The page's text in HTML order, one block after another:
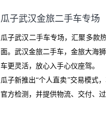
我协商，主动权在平台手里。”
瓜子武汉金旅二手车专场
瓜子武汉二手车专场，汇聚多款
面。武汉金旅二手车，金旅大海
车更灵活，放心入手心仪座驾。
瓜子新推出“个人直卖”交易模式
官方检测，并提供物流、交付、